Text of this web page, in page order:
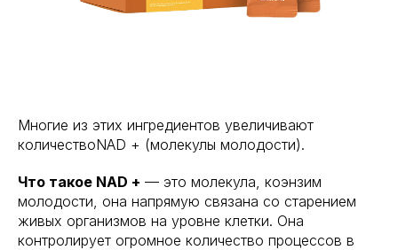
Многие из этих ингредиентов увеличивают
количествоNAD + (молекулы молодости).
Что такое NAD + — это молекула, коэнзим
молодости, она напрямую связана со старением
живых организмов на уровне клетки. Она
контролирует огромное количество процессов в